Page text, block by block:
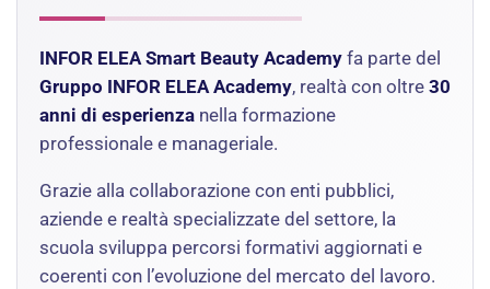
INFOR ELEA Smart Beauty Academy fa parte del
Gruppo INFOR ELEA Academy, realtà con oltre 30
anni di esperienza nella formazione
professionale e manageriale.
Grazie alla collaborazione con enti pubblici,
aziende e realtà specializzate del settore, la
scuola sviluppa percorsi formativi aggiornati e
coerenti con l’evoluzione del mercato del lavoro.